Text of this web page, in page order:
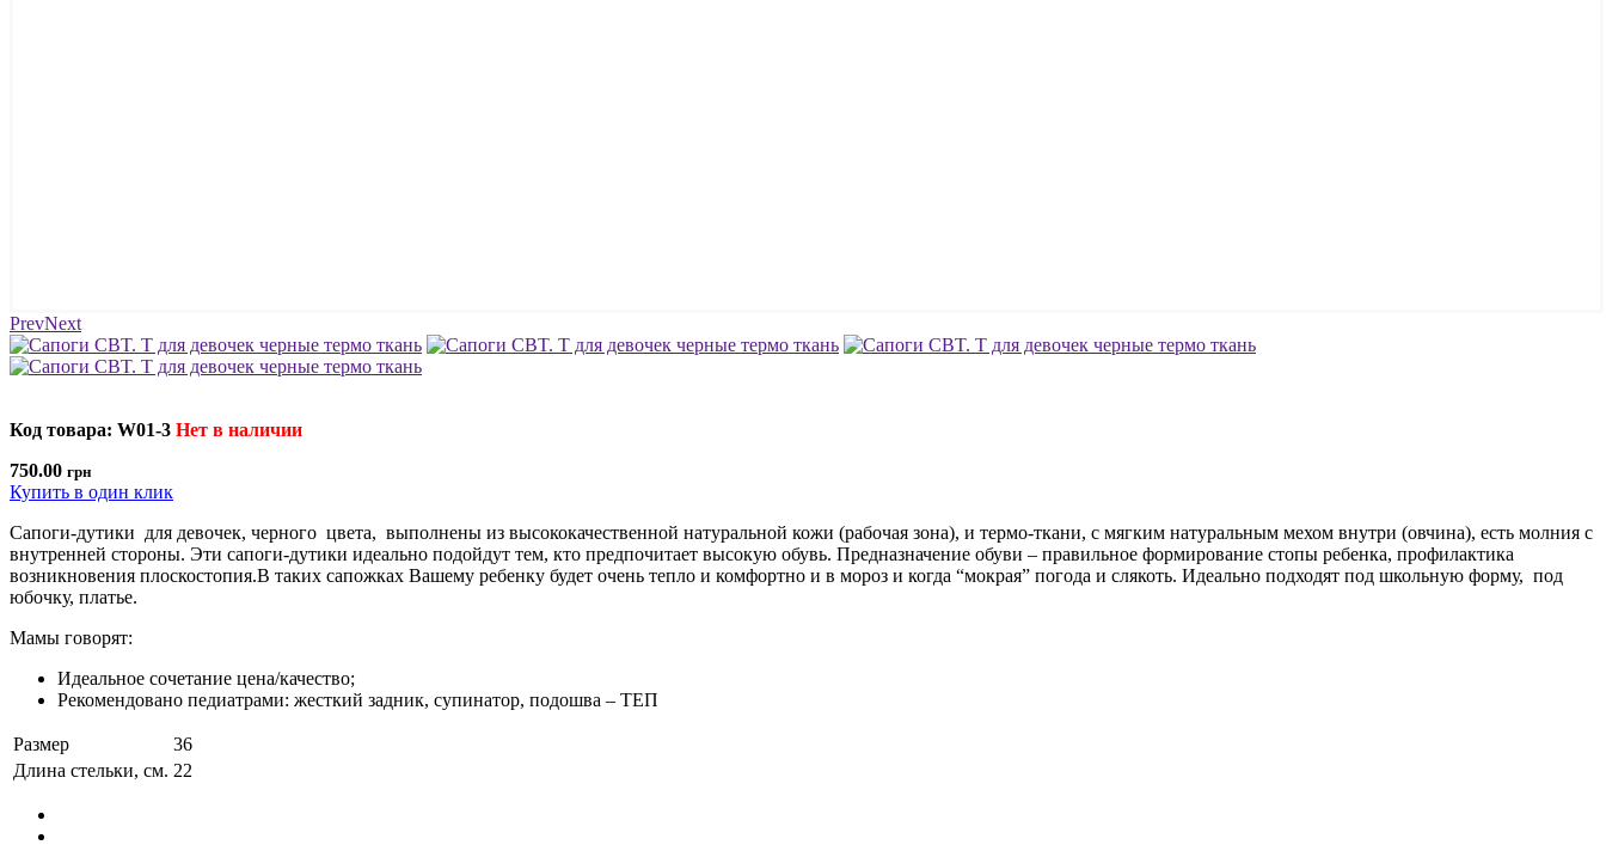
PrevNext
Код товара: W01-3 Нет в наличии
750.00 грн
Купить в один клик
Сапоги-дутики для девочек, черного цвета, выполнены из высококачественной натуральной кожи (рабочая зона), и термо-ткани, с мягким натуральным мехом внутри (овчина), есть молния с
внутренней стороны. Эти сапоги-дутики идеально подойдут тем, кто предпочитает высокую обувь. Предназначение обуви – правильное формирование стопы ребенка, профилактика
возникновения плоскостопия.В таких сапожках Вашему ребенку будет очень тепло и комфортно и в мороз и когда “мокрая” погода и слякоть. Идеально подходят под школьную форму, под
юбочку, платье.
Мамы говорят:
Идеальное сочетание цена/качество;
Рекомендовано педиатрами: жесткий задник, супинатор, подошва – ТЕП
Размер
36
Длина стельки, см. 22